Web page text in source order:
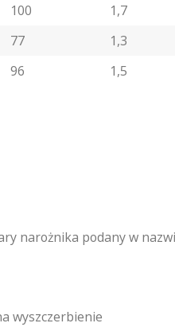
100
1,7
77
1,3
96 1,5
narożnika podany w
wyszczerbienie